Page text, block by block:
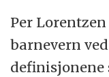
Per Lorentzen
barnevern
definisjonene